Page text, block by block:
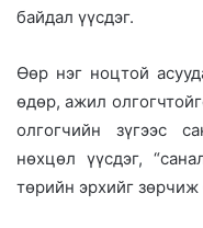
байдал үүсдэг.
Өөр нэг ноцтой
өдөр, ажил
олгогчийн зүгээс
нөхцөл үүсдэг,
төрийн эрхийг